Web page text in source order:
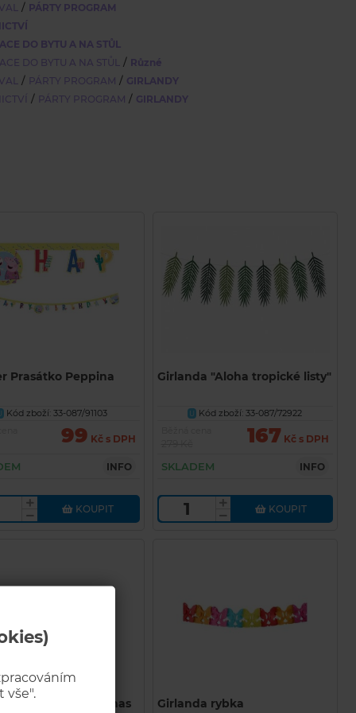
vše".
/ PÁRTY PROGRAM
DO BYTU A NA STŮL
DO BYTU A NA STŮL / Různé
/ PÁRTY PROGRAM / GIRLANDY
/ PÁRTY PROGRAM / GIRLANDY
Prasátko Peppina
Kód zboží: 33-087/91103
99 Kč s DPH
INFO
KOUPIT
Girlanda "Aloha tropické listy"
U
Kód zboží: 33-087/72922
167 Kč s DPH
SKLADEM INFO
KOUPIT
pap. Sladký ananas
Girlanda rybka